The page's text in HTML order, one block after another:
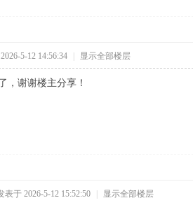
5-12 14:56:34 显示全部楼层
，谢谢楼主分享！
表于 2026-5-12 15:52:50 显示全部楼层